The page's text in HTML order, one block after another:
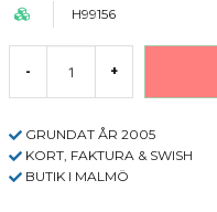
H99156
- +
GRUNDAT ÅR 2005
KORT, FAKTURA & SWISH
BUTIK I MALMÖ